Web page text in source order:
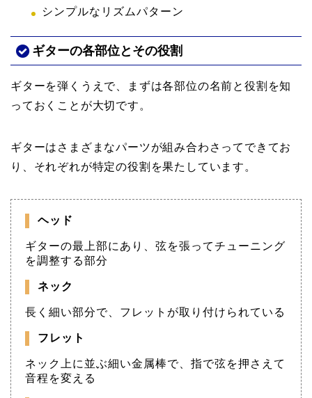
シンプルなリズムパターン
ギターの各部位とその役割
ギターを弾くうえで、まずは各部位の名前と役割を知
っておくことが大切です。
ギターはさまざまなパーツが組み合わさってできてお
り、それぞれが特定の役割を果たしています。
ヘッド
ギターの最上部にあり、弦を張ってチューニング
を調整する部分
ネック
長く細い部分で、フレットが取り付けられている
フレット
ネック上に並ぶ細い金属棒で、指で弦を押さえて
音程を変える